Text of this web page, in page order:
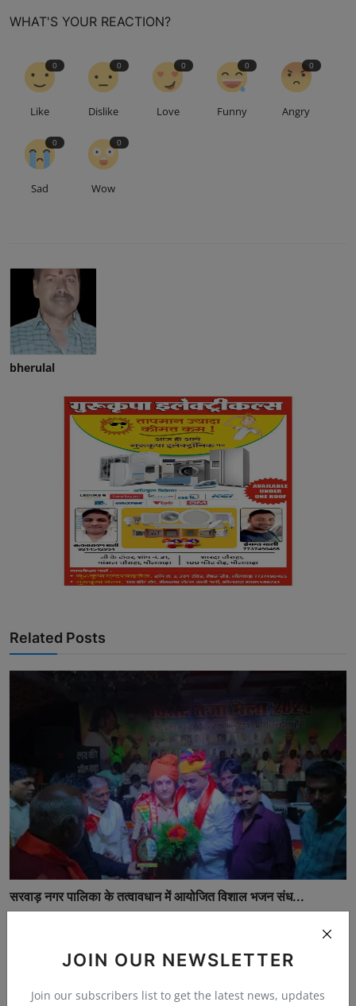
JOIN OUR NEWSLETTER
Join our subscribers list to get the latest news, updates
WHAT'S YOUR REACTION?
0
Like
0
Dislike
0
Love
0
Funny
0
Angry
0
Sad
0
Wow
bherulal
Related Posts
सरवाड़ नगर पालिका के तत्वावधान में आयोजित विशाल भजन संध...